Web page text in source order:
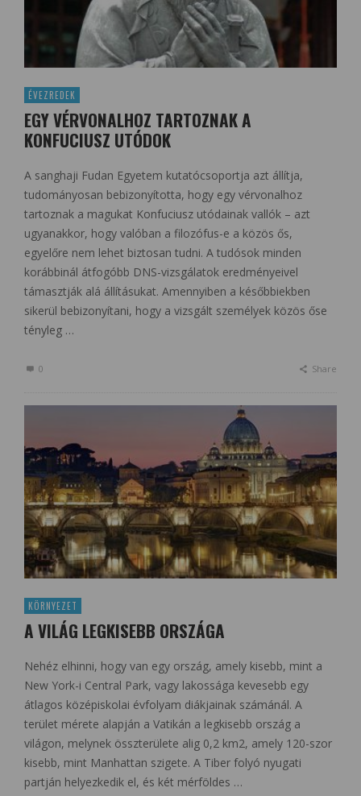
ÉVEZREDEK
EGY VÉRVONALHOZ TARTOZNAK A
KONFUCIUSZ UTÓDOK
A sanghaji Fudan Egyetem kutatócsoportja azt állítja,
tudományosan bebizonyította, hogy egy vérvonalhoz
tartoznak a magukat Konfuciusz utódainak vallók – azt
ugyanakkor, hogy valóban a filozófus-e a közös ős,
egyelőre nem lehet biztosan tudni. A tudósok minden
korábbinál átfogóbb DNS-vizsgálatok eredményeivel
támasztják alá állításukat. Amennyiben a későbbiekben
sikerül bebizonyítani, hogy a vizsgált személyek közös őse
tényleg …
0 Share
KÖRNYEZET
A VILÁG LEGKISEBB ORSZÁGA
Nehéz elhinni, hogy van egy ország, amely kisebb, mint a
New York-i Central Park, vagy lakossága kevesebb egy
átlagos középiskolai évfolyam diákjainak számánál. A
terület mérete alapján a Vatikán a legkisebb ország a
világon, melynek összterülete alig 0,2 km2, amely 120-szor
kisebb, mint Manhattan szigete. A Tiber folyó nyugati
partján helyezkedik el, és két mérföldes …